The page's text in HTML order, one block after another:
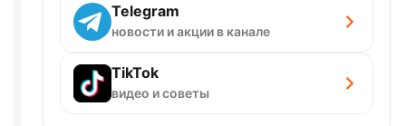
Telegram
новости и акции в канале
TikTok
видео и советы